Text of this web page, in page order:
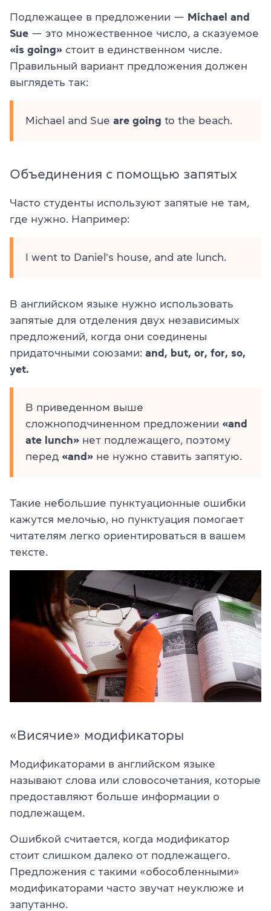
Подлежащее в предложении — Michael and
Sue — это множественное число, а сказуемое
«is going» стоит в единственном числе.
Правильный вариант предложения должен
выглядеть так:
Michael and Sue are going to the beach.
Объединения с помощью запятых
Часто студенты используют запятые не там,
где нужно. Например:
I went to Daniel's house, and ate lunch.
В английском языке нужно использовать
запятые для отделения двух независимых
предложений, когда они соединены
придаточными союзами: and, but, or, for, so,
yet.
В приведенном выше
сложноподчиненном предложении «and
ate lunch» нет подлежащего, поэтому
перед «and» не нужно ставить запятую.
Такие небольшие пунктуационные ошибки
кажутся мелочью, но пунктуация помогает
читателям легко ориентироваться в вашем
тексте.
«Висячие» модификаторы
Модификаторами в английском языке
называют слова или словосочетания, которые
предоставляют больше информации о
подлежащем.
Ошибкой считается, когда модификатор
стоит слишком далеко от подлежащего.
Предложения с такими «обособленными»
модификаторами часто звучат неуклюже и
запутанно.